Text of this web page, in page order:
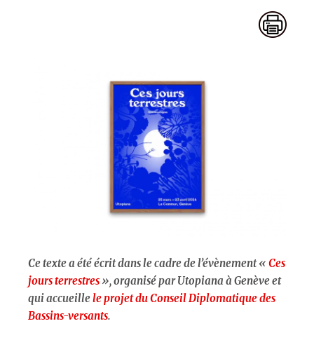
Ce texte a été écrit dans le cadre de l’évènement «Ces
jours terrestres », organisé par Utopiana à Genève et
qui accueillele projet du Conseil Diplomatique des
Bassins-versants.